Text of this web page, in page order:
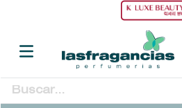
Buscar...